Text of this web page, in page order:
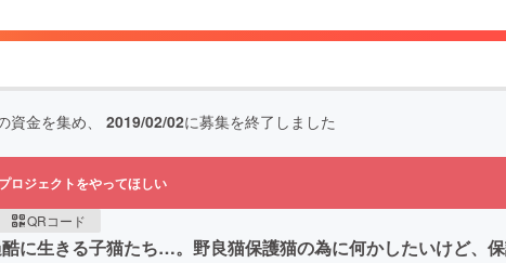
資金を集め、 2019/02/02に募集を終了しました
ロジェクトをやってほしい
QRコード
に生きる子猫たち…。野良猫保護猫の為に何かしたいけど、